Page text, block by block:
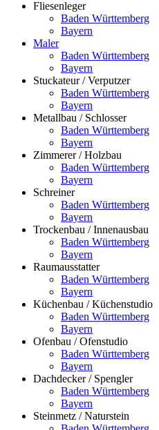
Fliesenleger
Baden Württemberg
Bayern
Maler
Baden Württemberg
Bayern
Stuckateur / Verputzer
Baden Württemberg
Bayern
Metallbau / Schlosser
Baden Württemberg
Bayern
Zimmerer / Holzbau
Baden Württemberg
Bayern
Schreiner
Baden Württemberg
Bayern
Trockenbau / Innenausbau
Baden Württemberg
Bayern
Raumausstatter
Baden Württemberg
Bayern
Küchenbau / Küchenstudio
Baden Württemberg
Bayern
Ofenbau / Ofenstudio
Baden Württemberg
Bayern
Dachdecker / Spengler
Baden Württemberg
Bayern
Steinmetz / Naturstein